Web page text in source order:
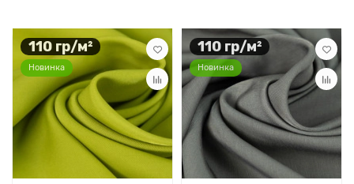
110 гр/м²
Новинка
110 гр/м²
Новинка